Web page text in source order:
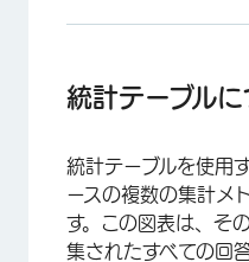
カスタマイゼーション
レポートの種類
統計テーブル
統計テーブルを使用
ースの複数の集計メ
す。この図表は、そ
集されたすべての回